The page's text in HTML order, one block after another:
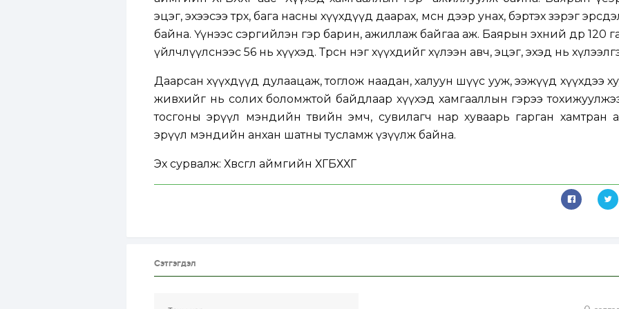
эцэг, эхээсээ төөрөх, бага насны хүүхдүүд даарах, мөсөн дээр унах, бэртэх зэрэг
байна. Үүнээс сэргийлэн гэр барин, ажиллаж байгаа аж. Баярын эхний өдөр 120
үйлчлүүлснээс 56 нь хүүхэд. Төөрсөн нэг хүүхдийг хүлээн авч, эцэг, эхэд нь
Даарсан хүүхдүүд дулаацаж, тоглож наадан, халуун шүүс ууж, ээжүүд хүүхдээ
живхийг нь солих боломжтой байдлаар хүүхэд хамгааллын гэрээ
тосгоны эрүүл мэндийн төвийн эмч, сувилагч нар хуваарь гарган хамтран
эрүүл мэндийн анхан шатны тусламж үзүүлж байна.
Эх сурвалж: Хөвсгөл аймгийн ХГБХХГ
Сэтгэгдэл